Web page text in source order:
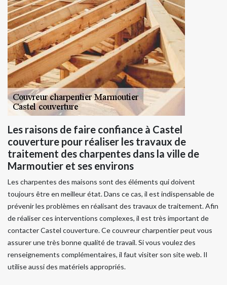
Les raisons de faire confiance à Castel
couverture pour réaliser les travaux de
traitement des charpentes dans la ville de
Marmoutier et ses environs
Les charpentes des maisons sont des éléments qui doivent
toujours être en meilleur état. Dans ce cas, il est indispensable de
prévenir les problèmes en réalisant des travaux de traitement. Afin
de réaliser ces interventions complexes, il est très important de
contacter Castel couverture. Ce couvreur charpentier peut vous
assurer une très bonne qualité de travail. Si vous voulez des
renseignements complémentaires, il faut visiter son site web. Il
utilise aussi des matériels appropriés.